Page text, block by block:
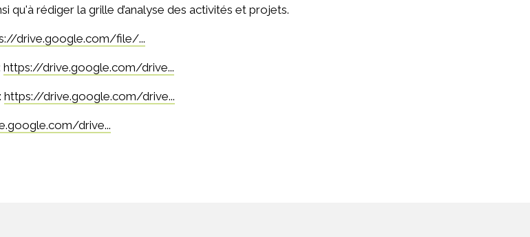
qu'à rédiger la grille d’analyse des activités et projets.
drive.google.com/file/...
https://drive.google.com/drive...
https://drive.google.com/drive...
drive...